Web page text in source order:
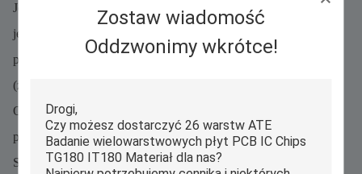
Zostaw wiadomość
Oddzwonimy wkrótce!
Jednorazowa płaszczyzna naziemna: dla większości projektów,
jedna płaszczyzna naziemna jest lepsza niż podzielone
płaszczyzny.połączyć dwie płaszczyzny w jednym punkcie
(ziemnienie gwiazd), aby uniknąć pętli ziemskich.
Okryć całą płytę: Rozszerzyć płaszczyznę podłoża do krawędzi
płyty (z wyjątkiem złączy), aby zmaksymalizować osłonę.
Szycie z przewody: Użyj przewód (0,3 mm ≈ 0,5 mm)